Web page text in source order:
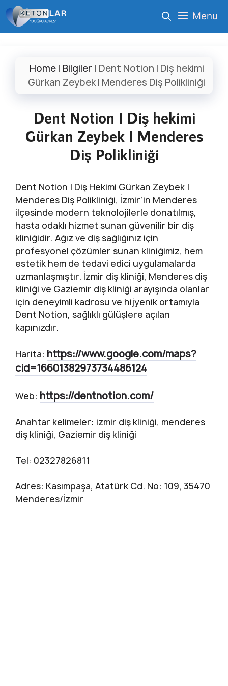
İçeriğe
atla
Menu
Home| Bilgiler | Dent Notion I Diş hekimi
Gürkan Zeybek I Menderes Diş Polikliniği
Dent Notion I Diş hekimi
Gürkan Zeybek I Menderes
Diş Polikliniği
Dent Notion | Diş Hekimi Gürkan Zeybek |
Menderes Diş Polikliniği, İzmir’in Menderes
ilçesinde modern teknolojilerle donatılmış,
hasta odaklı hizmet sunan güvenilir bir diş
kliniğidir. Ağız ve diş sağlığınız için
profesyonel çözümler sunan kliniğimiz, hem
estetik hem de tedavi edici uygulamalarda
uzmanlaşmıştır. İzmir diş kliniği, Menderes diş
kliniği ve Gaziemir diş kliniği arayışında olanlar
için deneyimli kadrosu ve hijyenik ortamıyla
Dent Notion, sağlıklı gülüşlere açılan
kapınızdır.
Harita: https://www.google.com/maps?
cid=16601382973734486124
Web: https://dentnotion.com/
Anahtar kelimeler: izmir diş kliniği, menderes
diş kliniği, Gaziemir diş kliniği
Tel: 02327826811
Adres: Kasımpaşa, Atatürk Cd. No: 109, 35470
Menderes/İzmir